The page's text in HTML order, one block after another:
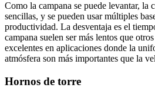
Como la campana se puede levantar, la
sencillas, y se pueden usar múltiples
productividad. La desventaja es el
campana suelen ser más lentos que
excelentes en aplicaciones donde la
atmósfera son más importantes que la
Hornos de torre